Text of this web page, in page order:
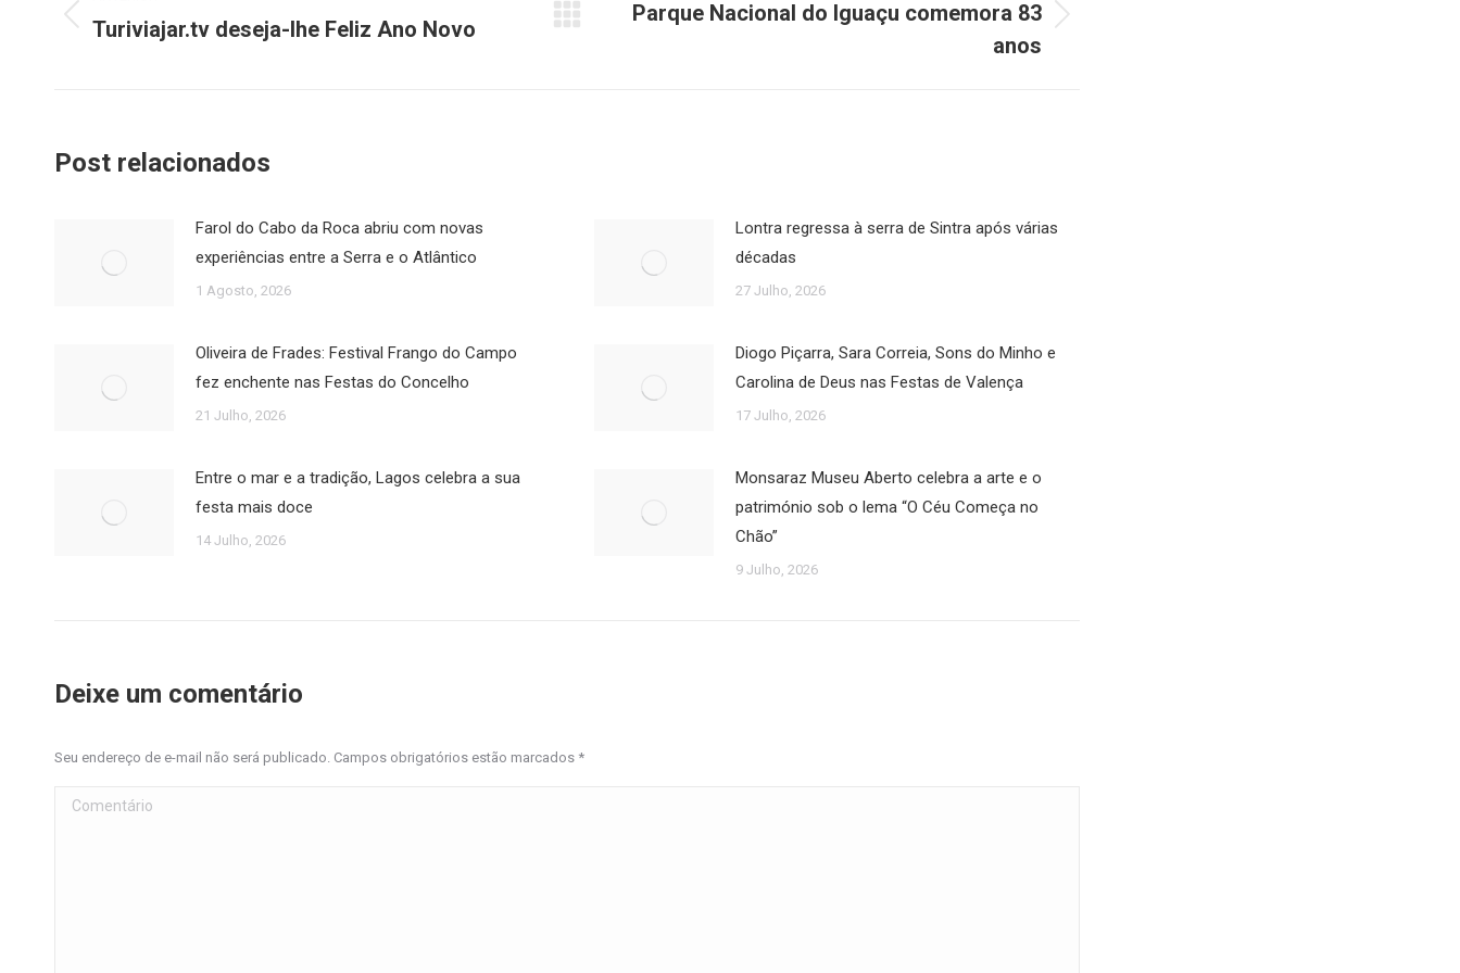
dePost
Turiviajar.tv deseja-lhe Feliz Ano Novo
Próximo
Parque Nacional do Iguaçu comemora 83
anos
Post relacionados
Farol do Cabo da Roca abriu com novas
experiências entre a Serra e o Atlântico
1 Agosto, 2026
Lontra regressa à serra de Sintra após várias
décadas
27 Julho, 2026
Oliveira de Frades: Festival Frango do Campo
fez enchente nas Festas do Concelho
21 Julho, 2026
Diogo Piçarra, Sara Correia, Sons do Minho e
Carolina de Deus nas Festas de Valença
17 Julho, 2026
Entre o mar e a tradição, Lagos celebra a sua
festa mais doce
14 Julho, 2026
Monsaraz Museu Aberto celebra a arte e o
património sob o lema “O Céu Começa no
Chão”
9 Julho, 2026
Deixe um comentário
Seu endereço de e-mail não será publicado. Campos obrigatórios estão marcados *
Comentário